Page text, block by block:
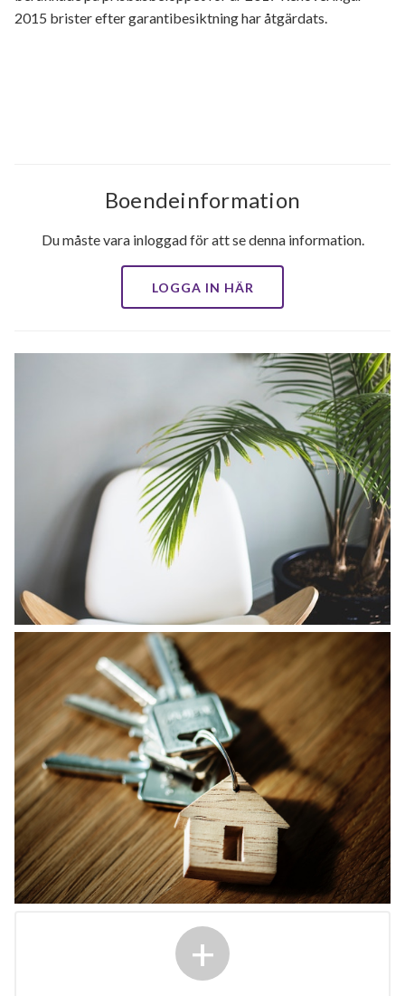
2015 brister efter garantibesiktning har åtgärdats.
Boendeinformation
Du måste vara inloggad för att se denna information.
LOGGA IN HÄR
+